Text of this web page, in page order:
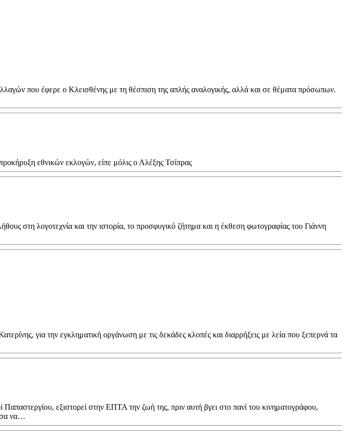
που έφερε ο Κλεισθένης με τη θέσπιση της απλής αναλογικής, αλλά και σε θέματα πρόσωπων.
εθνικών εκλογών, είπε μόλις ο Αλέξης Τσίπρας
στη λογοτεχνία και την ιστορία, το προσφυγικό ζήτημα και η έκθεση φωτογραφίας του Γιάννη
για την εγκληματική οργάνωση με τις δεκάδες κλοπές και διαρρήξεις με λεία που ξεπερνά τα
εξιστορεί στην ΕΠΤΑ την ζωή της, πριν αυτή βγει στο πανί του κινηματογράφου,
να…